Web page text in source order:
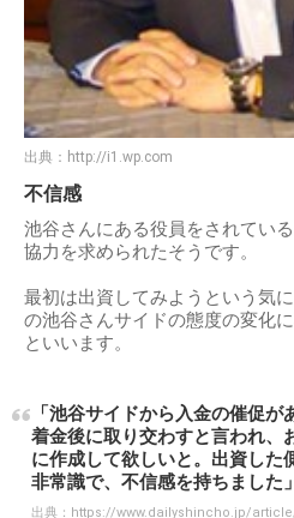
出典： http://i1.wp.com
不信感
池谷さんにある役員をされてい
協力を求められたそうです。
最初は出資してみようという気
の池谷さんサイドの態度の変化
といいます。
「池谷サイドから入金の催促
着金後に取り交わすと言われ、
に作成して欲しいと。出資した
非常識で、不信感を持ちました」
出典： https://www.dailyshincho.jp/